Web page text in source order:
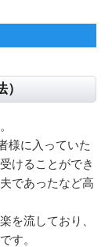
様に入っていた
けることができ
であったなど高
を流しており、
す。